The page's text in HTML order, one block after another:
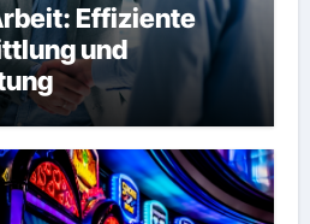
Effiziente
und